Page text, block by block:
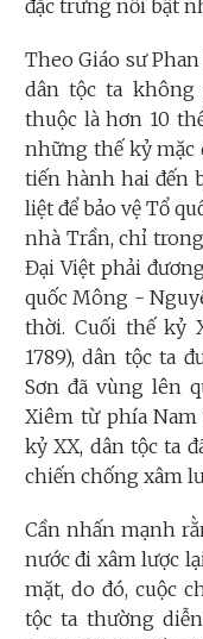
đặc trưng nổi bật
Theo Giáo sư
dân tộc ta không
thuộc là hơn 10
những thế kỷ mặc
tiến hành hai đến
liệt để bảo vệ Tổ
nhà Trần, chỉ
Đại Việt phải
quốc Mông -
thời. Cuối thế kỷ
1789), dân tộc ta
Sơn đã vùng lên
Xiêm từ phía Nam
kỷ XX, dân tộc ta
chiến chống xâm
Cần nhấn mạnh
nước đi xâm lược
mặt, do đó, cuộc
tộc ta thường